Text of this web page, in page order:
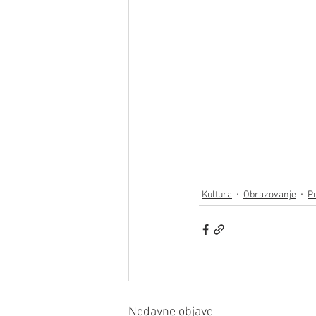
Kultura Obrazovanje
Nedavne objave